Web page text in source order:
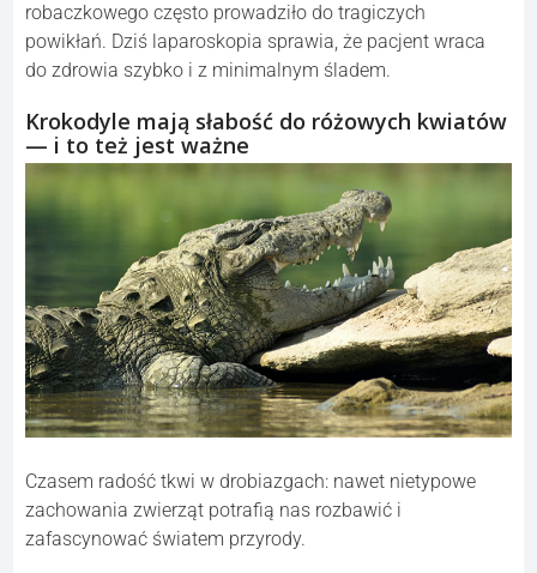
robaczkowego często prowadziło do tragiczych
powikłań. Dziś laparoskopia sprawia, że pacjent wraca
do zdrowia szybko i z minimalnym śladem.
Krokodyle mają słabość do różowych kwiatów
— i to też jest ważne
Czasem radość tkwi w drobiazgach: nawet nietypowe
zachowania zwierząt potrafią nas rozbawić i
zafascynować światem przyrody.